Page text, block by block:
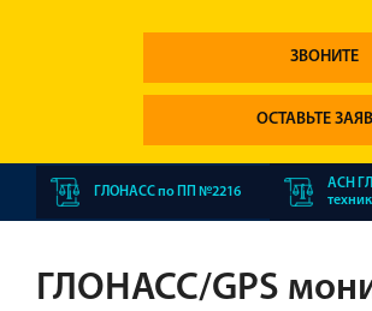
ЗВОНИТЕ
ОСТАВЬТЕ
ГЛОНАСС по ПП №2216
АСН
ГЛОНАСС/GPS